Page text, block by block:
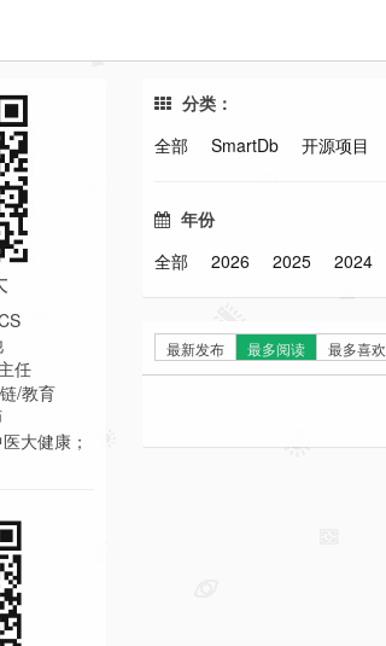
任
/教育
大健康；
分类：
全部
SmartDb 开源项目
年份
全部
2026 2025 2024
最新发布 最多阅读 最多喜欢